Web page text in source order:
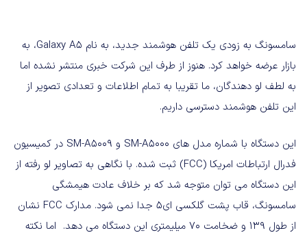
سامسونگ به زودی یک تلفن هوشمند جدید، به نام Galaxy A5، به
بازار عرضه خواهد کرد. هنوز از طرف این شرکت خبری منتشر نشده اما
به لطف لو دهندگان، ما تقریبا به تمام اطلاعات و تعدادی تصویر از
این تلفن هوشمند دسترسی داریم.
این دستگاه با شماره مدل های SM-A5000 و SM-A5009 در کمیسیون
فدرال ارتباطات امریکا (FCC) ثبت شده. با نگاهی به تصاویر لو رفته از
این دستگاه می توان متوجه شد که بر خلاف عادت هیمشگی
سامسونگ، قاب پشت گلکسی ای۵ جدا نمی شود. مدارک FCC نشان
از طول ۱۳۹ و ضخامت ۷۰ میلیمتری این دستگاه می دهد. اما نکته